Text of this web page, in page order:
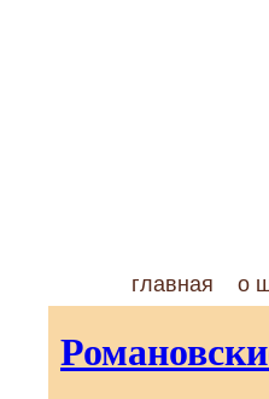
главная о